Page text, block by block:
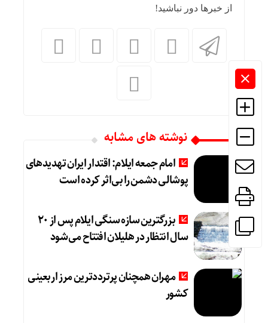
از خبرها دور نباشید!
نوشته های مشابه
امام جمعه ایلام: اقتدار ایران تهدیدهای
پوشالی دشمن را بی‌اثر کرده است
بزرگترین سازه سنگی ایلام پس از ۲۰
سال انتظار در هلیلان افتتاح می‌شود
مهران همچنان پرترددترین مرز اربعینی
کشور